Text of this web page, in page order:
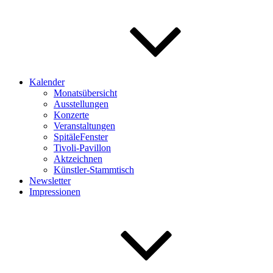
Kalender
Monatsübersicht
Ausstellungen
Konzerte
Veranstaltungen
SpitäleFenster
Tivoli-Pavillon
Aktzeichnen
Künstler-Stammtisch
Newsletter
Impressionen